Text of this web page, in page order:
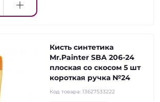
Кисть синтетика
Mr.Painter SBA 206-24
плоская со скосом 5 шт
короткая ручка №24
Код товара: 13627533222